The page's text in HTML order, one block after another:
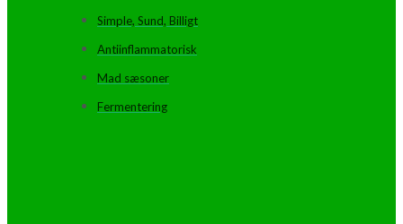
Simple, Sund, Billigt
Antiinflammatorisk
Mad sæsoner
Fermentering